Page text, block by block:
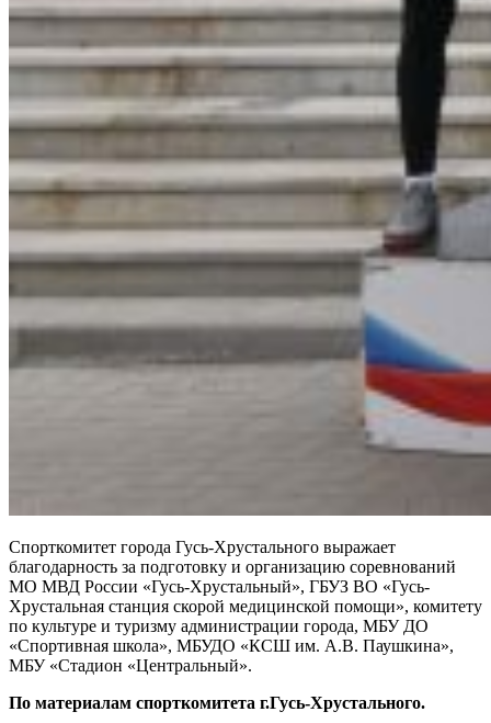
Спорткомитет города Гусь-Хрустального выражает
благодарность за подготовку и организацию соревнований
МО МВД России «Гусь-Хрустальный», ГБУЗ ВО «Гусь-
Хрустальная станция скорой медицинской помощи», комитету
по культуре и туризму администрации города, МБУ ДО
«Спортивная школа», МБУДО «КСШ им. А.В. Паушкина»,
МБУ «Стадион «Центральный».
По материалам спорткомитета г.Гусь-Хрустального.